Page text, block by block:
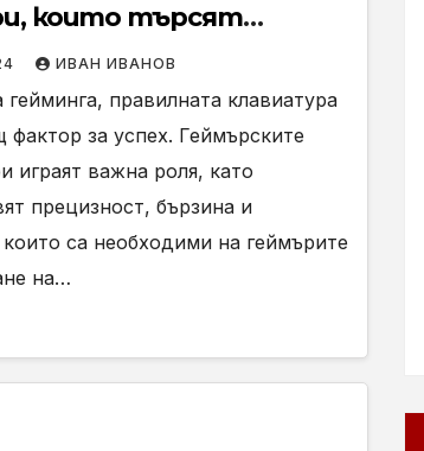
които търсят
и компактна
(Ревю)
ИВАН ИВАНОВ
гейминга, правилната клавиатура
за успех. Геймърските
играят важна роля, като
прецизност, бързина и
са необходими на геймърите
на…